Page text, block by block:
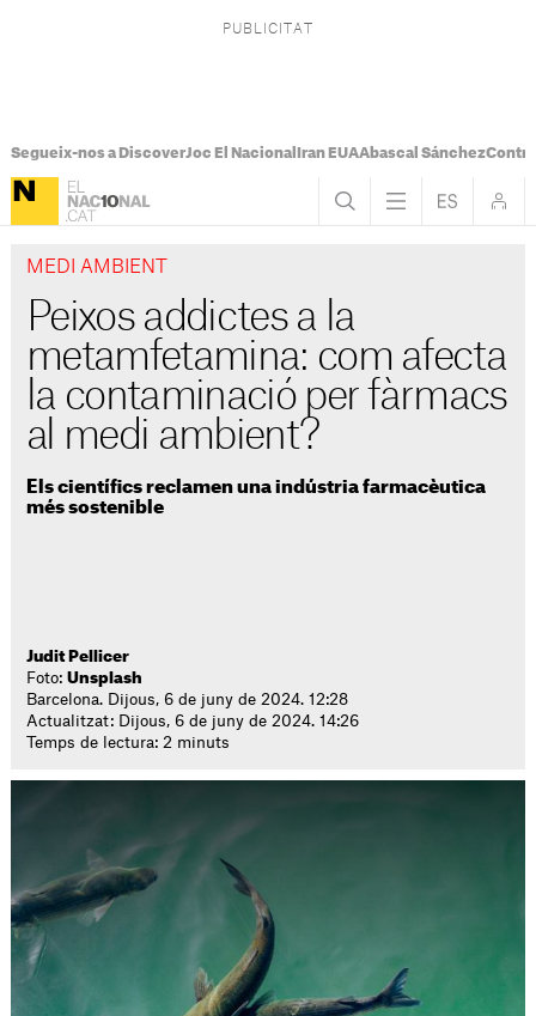
Segueix-nos a DiscoverJoc El Nacional Iran EUAAbascal Sánchez
MEDI AMBIENT
Peixos addictes a la
metamfetamina: com afecta
la contaminació per fàrmacs
al medi ambient?
Els científics reclamen una indústria farmacèutica
més sostenible
Judit Pellicer
Foto:Unsplash
Barcelona. Dijous, 6 de juny de 2024. 12:28
Actualitzat: Dijous, 6 de juny de 2024. 14:26
Temps de lectura: 2 minuts